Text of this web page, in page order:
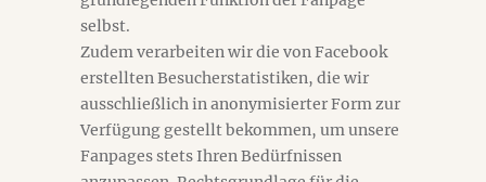
selbst.
Zudem verarbeiten wir die von Facebook
erstellten Besucherstatistiken, die wir
ausschließlich in anonymisierter Form zur
Verfügung gestellt bekommen, um unsere
Fanpages stets Ihren Bedürfnissen